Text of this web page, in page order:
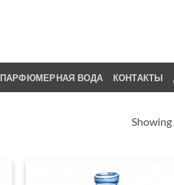
ПАРФЮМЕРНАЯ ВОДА КОНТАКТЫ